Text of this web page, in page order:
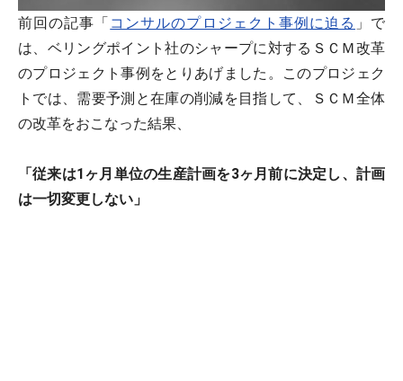
前回の記事「 コンサルのプロジェクト事例に迫る 」で
は、ベリングポイント社のシャープに対するＳＣＭ改革
のプロジェクト事例をとりあげました。このプロジェク
トでは、需要予測と在庫の削減を目指して、ＳＣＭ全体
の改革をおこなった結果、
「従来は1ヶ月単位の生産計画を3ヶ月前に決定し、計画
は一切変更しない」